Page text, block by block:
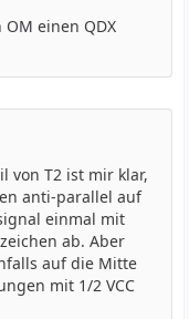
einen QDX
von T2 ist mir klar,
anti-parallel auf
einmal mit
ab. Aber
auf die Mitte
mit 1/2 VCC